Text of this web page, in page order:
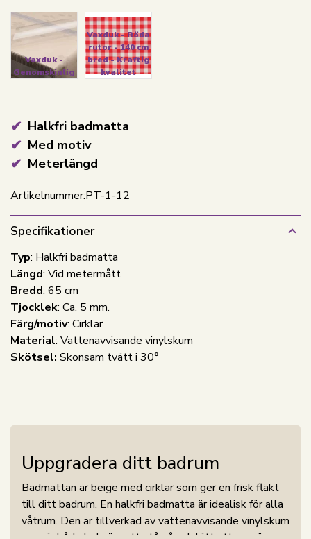
Halkfri badmatta
Med motiv
Meterlängd
Artikelnummer:PT-1-12
Vaxduk -
Genomskinlig
Vaxduk - Röda
rutor - 140 cm
bred - Kraftig
kvalitet
Specifikationer
Typ: Halkfri badmatta
Längd: Vid metermått
Bredd: 65 cm
Tjocklek: Ca. 5 mm.
Färg/motiv: Cirklar
Material: Vattenavvisande vinylskum
Skötsel: Skonsam tvätt i 30°
Uppgradera ditt badrum
Badmattan är beige med cirklar som ger en frisk fläkt
till ditt badrum. En halkfri badmatta är idealisk för alla
våtrum. Den är tillverkad av vattenavvisande vinylskum